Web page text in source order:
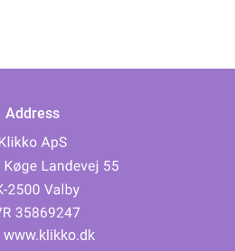
Address
www.klikko.dk